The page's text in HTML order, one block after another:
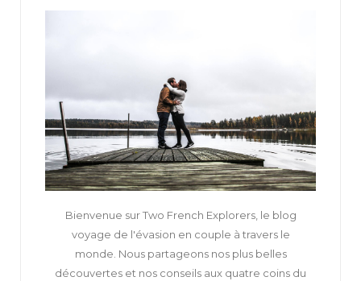
Bienvenue sur Two French Explorers, le blog
voyage de l'évasion en couple à travers le
monde. Nous partageons nos plus belles
découvertes et nos conseils aux quatre coins du